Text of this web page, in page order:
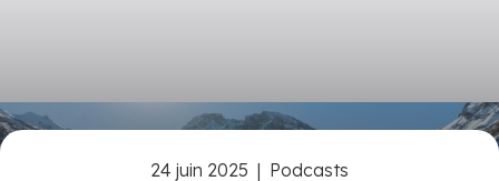
24 juin 2025 | Podcasts